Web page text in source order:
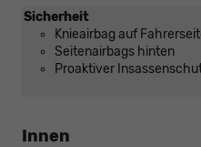
Sicherheit
Knieairbag auf
Seitenairbags hinten
Proaktiver
Innen